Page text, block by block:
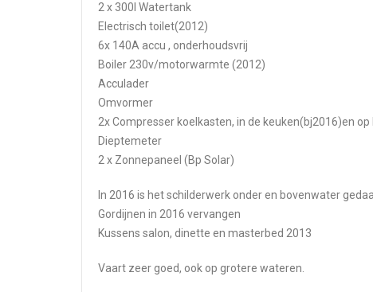
2 x 300l Watertank
Electrisch toilet(2012)
6x 140A accu , onderhoudsvrij
Boiler 230v/motorwarmte (2012)
Acculader
Omvormer
2x Compresser koelkasten, in de keuken(bj2016)en
Dieptemeter
2 x Zonnepaneel (Bp Solar)
In 2016 is het schilderwerk onder en bovenwater
Gordijnen in 2016 vervangen
Kussens salon, dinette en masterbed 2013
Vaart zeer goed, ook op grotere wateren.